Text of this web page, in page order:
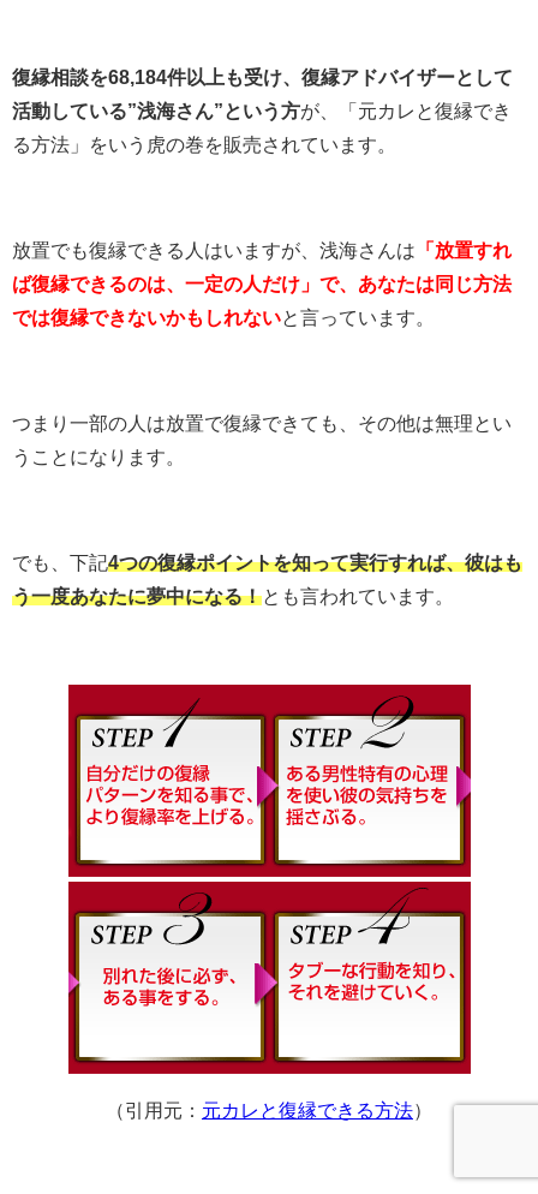
復縁相談を68,184件以上も受け、復縁アドバイザーとして
活動している”浅海さん”という方が、「元カレと復縁でき
る方法」をいう虎の巻を販売されています。
放置でも復縁できる人はいますが、浅海さんは 「放置すれ
ば復縁できるのは、一定の人だけ」で、あなたは同じ方法
では復縁できないかもしれないと言っています。
つまり一部の人は放置で復縁できても、その他は無理とい
うことになります。
でも、下記4つの復縁ポイントを知って実行すれば、彼はも
う一度あなたに夢中になる！とも言われています。
（引用元： 元カレと復縁できる方法）